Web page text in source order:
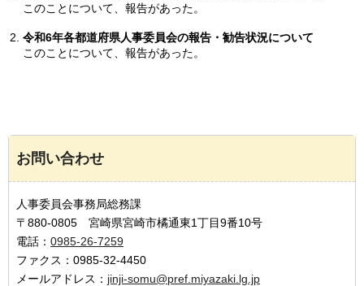
このことについて、報告があった。
令和6年各都道府県人事委員会の報告・勧告状況について
このことについて、報告があった。
お問い合わせ
人事委員会事務局総務課
〒880-0805 宮崎県宮崎市橘通東1丁目9番10号
電話： 0985-26-7259
ファクス：0985-32-4450
メールアドレス： jinji-somu@pref.miyazaki.lg.jp